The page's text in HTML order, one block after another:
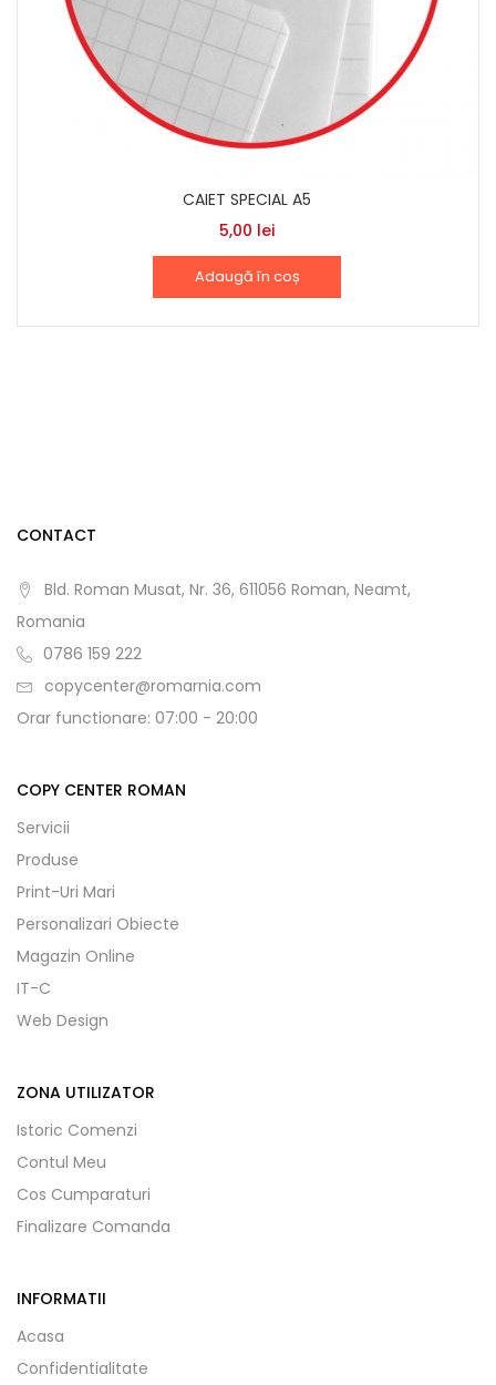
CAIET SPECIAL A5
5,00 lei
Adaugă în coș
CONTACT
Bld. Roman Musat, Nr. 36, 611056 Roman, Neamt,
Romania
0786 159 222
copycenter@romarnia.com
Orar functionare: 07:00 - 20:00
COPY CENTER ROMAN
Servicii
Produse
Print-Uri Mari
Personalizari Obiecte
Magazin Online
IT-C
Web Design
ZONA UTILIZATOR
Istoric Comenzi
Contul Meu
Cos Cumparaturi
Finalizare Comanda
INFORMATII
Acasa
Confidentialitate